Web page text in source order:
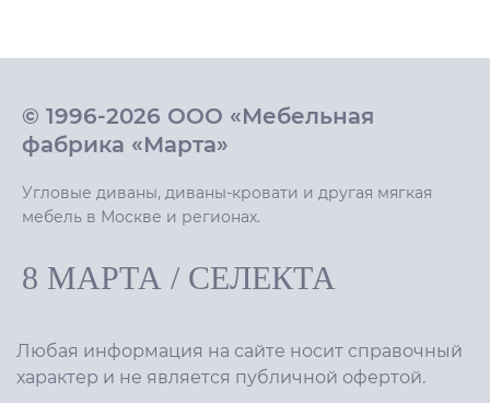
© 1996-2026 ООО «Мебельная
фабрика «Марта»
Угловые диваны, диваны-кровати и другая мягкая
мебель в Москве и регионах.
8 МАРТА / СЕЛЕКТА
Любая информация на сайте носит справочный
характер и не является публичной офертой.